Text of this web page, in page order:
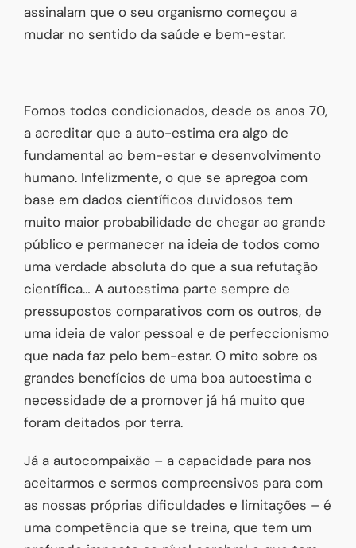
assinalam que o seu organismo começou a
mudar no sentido da saúde e bem-estar.
Fomos todos condicionados, desde os anos 70,
a acreditar que a auto-estima era algo de
fundamental ao bem-estar e desenvolvimento
humano. Infelizmente, o que se apregoa com
base em dados científicos duvidosos tem
muito maior probabilidade de chegar ao grande
público e permanecer na ideia de todos como
uma verdade absoluta do que a sua refutação
científica… A autoestima parte sempre de
pressupostos comparativos com os outros, de
uma ideia de valor pessoal e de perfeccionismo
que nada faz pelo bem-estar. O mito sobre os
grandes benefícios de uma boa autoestima e
necessidade de a promover já há muito que
foram deitados por terra.
Já a autocompaixão – a capacidade para nos
aceitarmos e sermos compreensivos para com
as nossas próprias dificuldades e limitações – é
uma competência que se treina, que tem um